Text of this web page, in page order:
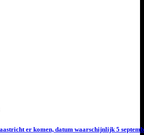
er komen, datum waarschijnlijk 5